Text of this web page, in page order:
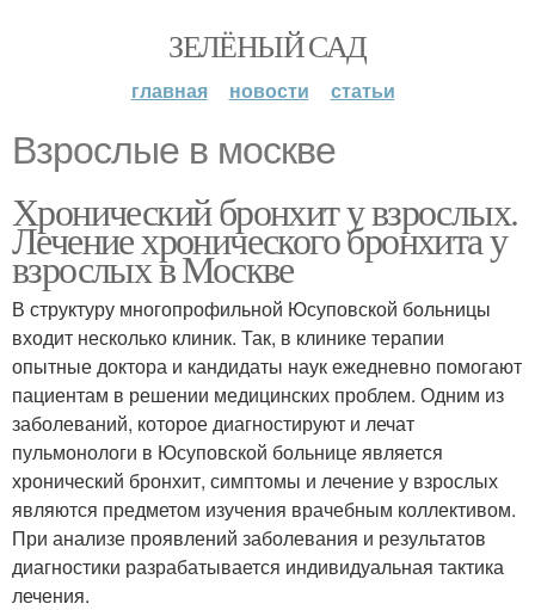
ЗЕЛЁНЫЙ САД
главная новости статьи
Взрослые в москве
Хронический бронхит у взрослых.
Лечение хронического бронхита у
взрослых в Москве
В структуру многопрофильной Юсуповской больницы
входит несколько клиник. Так, в клинике терапии
опытные доктора и кандидаты наук ежедневно помогают
пациентам в решении медицинских проблем. Одним из
заболеваний, которое диагностируют и лечат
пульмонологи в Юсуповской больнице является
хронический бронхит, симптомы и лечение у взрослых
являются предметом изучения врачебным коллективом.
При анализе проявлений заболевания и результатов
диагностики разрабатывается индивидуальная тактика
лечения.